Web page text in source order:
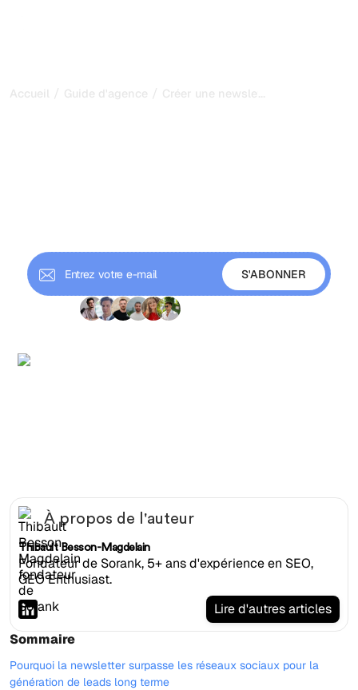
Accueil / Guide d'agence / Créer une newsletter B2B qui
...
À propos de l'auteur
Thibault Besson-Magdelain
Fondateur de Sorank, 5+ ans d'expérience en SEO,
GEO Enthusiast.
Lire d'autres articles
Sommaire
Pourquoi la newsletter surpasse les réseaux sociaux pour la
génération de leads long terme